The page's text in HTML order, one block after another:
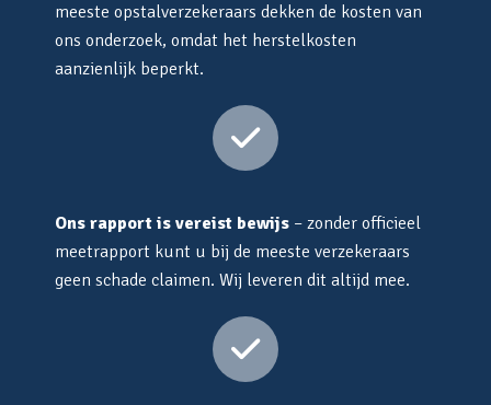
meeste opstalverzekeraars dekken de kosten van
ons onderzoek, omdat het herstelkosten
aanzienlijk beperkt.
Ons rapport is vereist bewijs – zonder officieel
meetrapport kunt u bij de meeste verzekeraars
geen schade claimen. Wij leveren dit altijd mee.